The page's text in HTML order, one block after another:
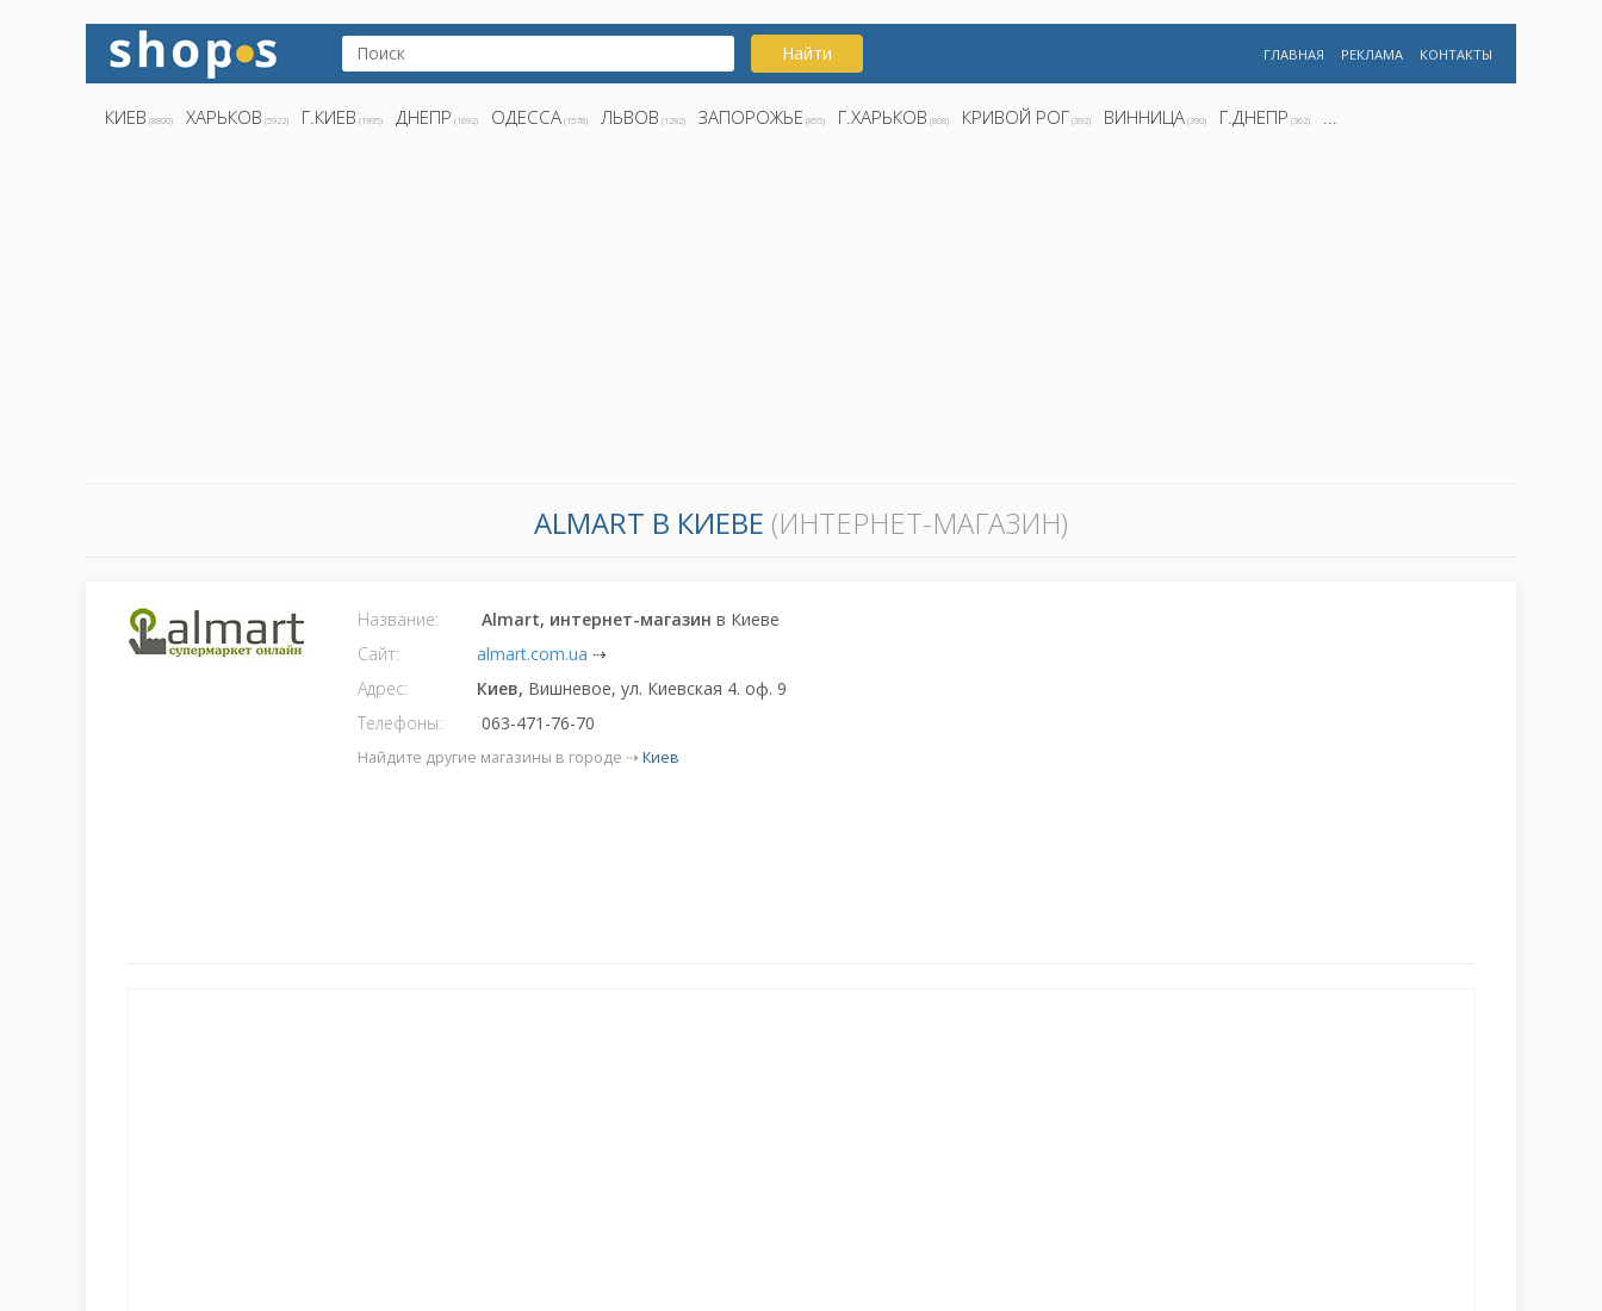
Найти ГЛАВНАЯ РЕКЛАМА КОНТАКТЫ
КИЕВ (8800) ХАРЬКОВ (5922) Г.КИЕВ (1995) ДНЕПР (1692) ОДЕССА (1578) ЛЬВОВ (1282) ЗАПОРОЖЬЕ (855) Г.ХАРЬКОВ (808) КРИВОЙ РОГ (392) ВИННИЦА (390) Г.ДНЕПР (362) ...
ALMART В КИЕВЕ (ИНТЕРНЕТ-МАГАЗИН)
Название: Almart, интернет-магазин в Киеве
Сайт:
almart.com.ua ⇢
Адрес:
Киев, Вишневое, ул. Киевская 4. оф. 9
Телефоны:
063-471-76-70
Найдите другие магазины в городе ⇢Киев